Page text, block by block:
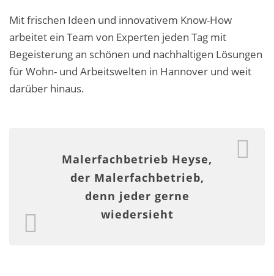
Business Feng-Shui
Der gesunde Raum
Kalkkind-Fachbetrieb – Sumpfkalk-Oberflächen
Malerarbeiten
Mit frischen Ideen und innovativem Know-How
arbeitet ein Team von Experten jeden Tag mit
Begeisterung an schönen und nachhaltigen Lösungen
für Wohn- und Arbeitswelten in Hannover und weit
darüber hinaus.
Malerfachbetrieb Heyse,
der Malerfachbetrieb,
denn jeder gerne
wiedersieht